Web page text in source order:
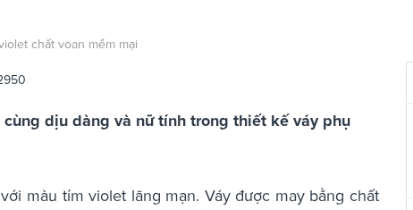
chất voan mềm mại
dịu dàng và nữ tính trong thiết kế váy phụ
màu tím violet lãng mạn. Váy được may bằng chất